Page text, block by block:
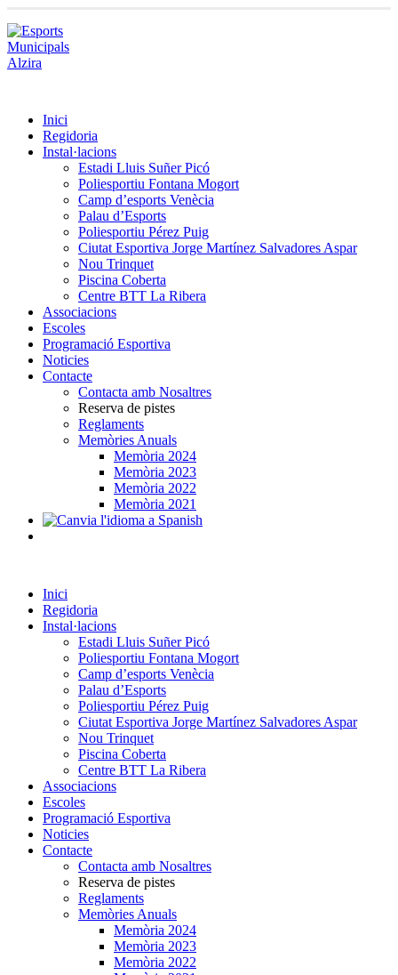
Inici
Regidoria
Instal·lacions
Estadi Lluis Suñer Picó
Poliesportiu Fontana Mogort
Camp d’esports Venècia
Palau d’Esports
Poliesportiu Pérez Puig
Ciutat Esportiva Jorge Martínez Salvadores Aspar
Nou Trinquet
Piscina Coberta
Centre BTT La Ribera
Associacions
Escoles
Programació Esportiva
Noticies
Contacte
Contacta amb Nosaltres
Reserva de pistes
Reglaments
Memòries Anuals
Memòria 2024
Memòria 2023
Memòria 2022
Memòria 2021
Inici
Regidoria
Instal·lacions
Estadi Lluis Suñer Picó
Poliesportiu Fontana Mogort
Camp d’esports Venècia
Palau d’Esports
Poliesportiu Pérez Puig
Ciutat Esportiva Jorge Martínez Salvadores Aspar
Nou Trinquet
Piscina Coberta
Centre BTT La Ribera
Associacions
Escoles
Programació Esportiva
Noticies
Contacte
Contacta amb Nosaltres
Reserva de pistes
Reglaments
Memòries Anuals
Memòria 2024
Memòria 2023
Memòria 2022